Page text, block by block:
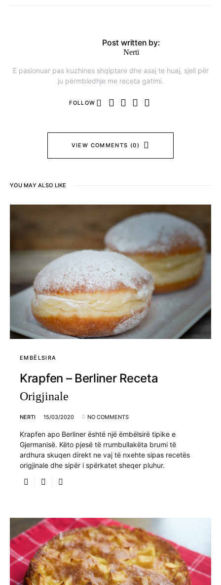
Post written by:
Nerti
E pasionuar pas kuzhines shqiptare dhe asaj te huaj, sjell për
ju përmbledhje me receta gatimi.
FOLLOW
VIEW COMMENTS (0)
YOU MAY ALSO LIKE
EMBËLSIRA
Krapfen – Berliner Receta
Origjinale
NERTI 15/03/2020 NO COMMENTS
Krapfen apo Berliner është një ëmbëlsirë tipike e
Gjermanisë. Këto pjesë të rrumbullakëta brumi të
ardhura skuqen direkt ne vaj të nxehte sipas recetës
origjinale dhe sipër i spërkatet sheqer pluhur.